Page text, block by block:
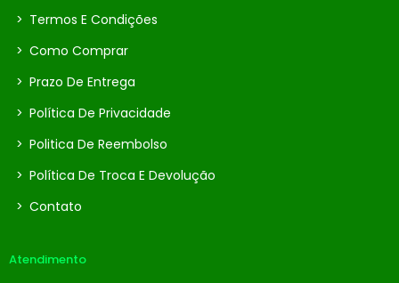
> Termos E Condições
> Como Comprar
> Prazo De Entrega
> Política De Privacidade
> Politica De Reembolso
> Política De Troca E Devolução
> Contato
Atendimento